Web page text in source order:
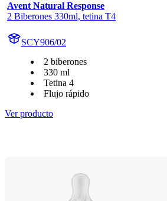
Avent Natural Response
2 Biberones 330ml, tetina T4
SCY906/02
2 biberones
330 ml
Tetina 4
Flujo rápido
Ver producto